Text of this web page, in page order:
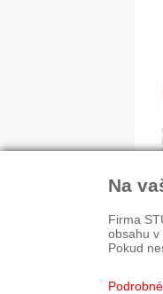
Na
Firma
obsahu v
Pokud